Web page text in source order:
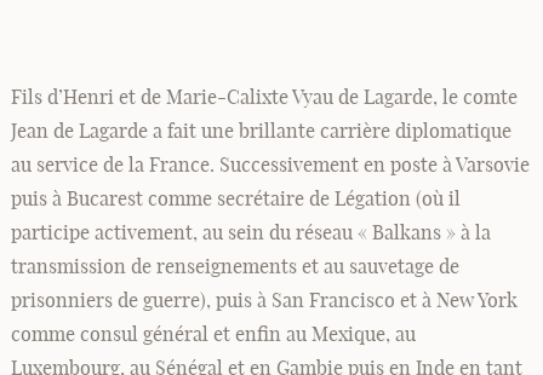
Fils d’Henri et de Marie-Calixte Vyau de Lagarde, le comte
Jean de Lagarde a fait une brillante carrière diplomatique
au service de la France. Successivement en poste à Varsovie
puis à Bucarest comme secrétaire de Légation (où il
participe activement, au sein du réseau « Balkans » à la
transmission de renseignements et au sauvetage de
prisonniers de guerre), puis à San Francisco et à New York
comme consul général et enfin au Mexique, au
Luxembourg, au Sénégal et en Gambie puis en Inde en tant